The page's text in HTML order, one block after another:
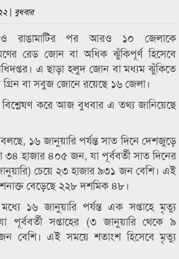
| বুধবার
রাঙামাটির পর আরও ১০ জেলাকে
রেড জোন বা অধিক ঝুঁকিপূর্ণ হিসেবে
এ ছাড়া হলুদ জোন বা মধ্যম ঝুঁকিতে
বা সবুজ জোনে রয়েছে ১৬ জেলা।
করে আজ বুধবার এ তথ্য জানিয়েছে
বলছে, ১৬ জানুয়ারি পর্যন্ত সাত দিনে দেশজুড়ে
৩৪ হাজার ৪০৫ জন, যা পূর্ববর্তী সাত দিনের
চেয়ে ২৩ হাজার ৯৩১ জন বেশি। এই
বেড়েছে ২২৮ দশমিক ৪৮।
১৬ জানুয়ারি পর্যন্ত এক সপ্তাহে মৃত্যু
সপ্তাহের (৩ জানুয়ারি থেকে ৯
বেশি। এই সময়ে শতাংশ হিসেবে মৃত্যু